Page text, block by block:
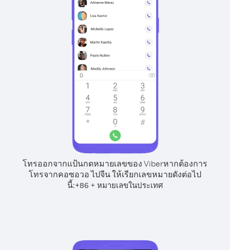
โทรออกจากแป้นกดหมายเลขของ Viberหากต้องการ
โทรจากคอซอวอ ไปจีน ให้เรียกเลขหมายดังต่อไป
นี้:+86 + หมายเลขในประเทศ